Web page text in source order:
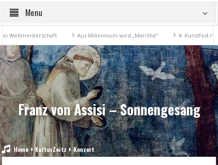
Menu
Aus Millennium wird „MariShe“ 4. Kunstfest
Franz von Assisi – Sonnengesang
Home KulturZeitz Konzert